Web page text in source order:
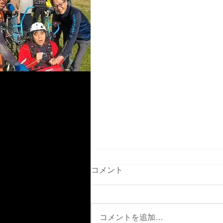
5月2日GW中盤
コメント
コメントを追加…